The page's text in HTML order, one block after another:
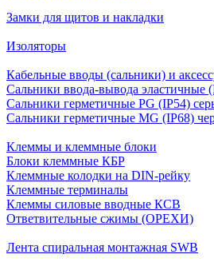
Замки для щитов и накладки
Изоляторы
Кабельные вводы (сальники) и
Сальники ввода-вывода эластичные
Сальники герметичные PG (IP54)
Сальники герметичные MG (IP68)
Клеммы и клеммные блоки
Блоки клеммные КБР
Клеммные колодки на DIN-рейку
Клеммные терминалы
Клеммы силовые вводные КСВ
Ответвительные сжимы (ОРЕХИ)
Лента спиральная монтажная SWB